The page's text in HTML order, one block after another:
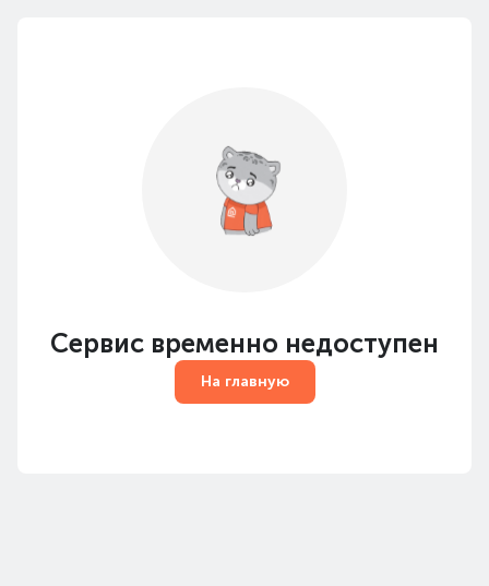
Сервис временно недоступен
На главную